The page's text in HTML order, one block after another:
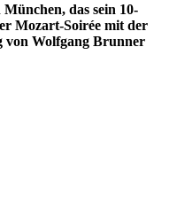
das sein 10-
Mozart-Soirée mit der
von Wolfgang Brunner